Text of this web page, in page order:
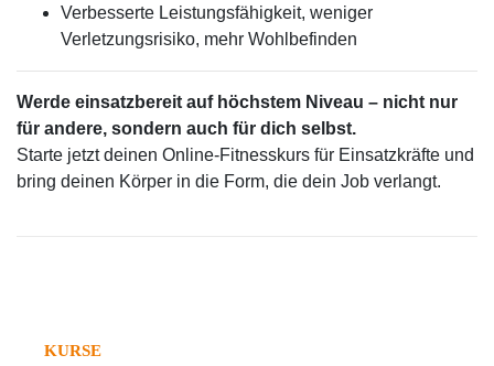
Verbesserte Leistungsfähigkeit, weniger
Verletzungsrisiko, mehr Wohlbefinden
Werde einsatzbereit auf höchstem Niveau – nicht nur
für andere, sondern auch für dich selbst.
Starte jetzt deinen Online-Fitnesskurs für Einsatzkräfte und
bring deinen Körper in die Form, die dein Job verlangt.
KURSE